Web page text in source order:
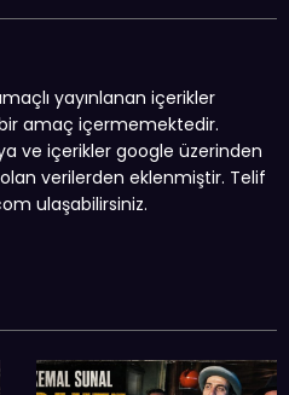
yayınlanan içerikler
amaç içermemektedir.
ve içerikler google üzerinden
verilerden eklenmiştir. Telif
ulaşabilirsiniz.